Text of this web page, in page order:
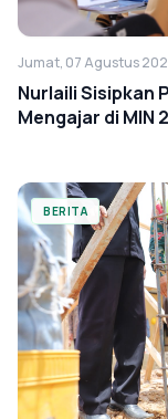
Jumat, 07 Agustus
Nurlaili Sisipkan
Mengajar di MIN
BERITA